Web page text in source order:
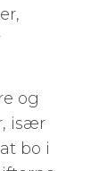
og
især
bo i